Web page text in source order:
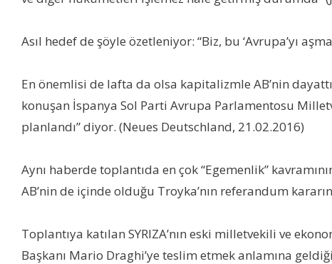
Asıl hedef de şöyle özetleniyor: “Biz, bu ‘Avrupa’yı
En önemlisi de lafta da olsa kapitalizmle AB’nin
konuşan İspanya Sol Parti Avrupa Parlamentosu
planlandı” diyor. (Neues Deutschland, 21.02.2016)
Aynı haberde toplantıda en çok “Egemenlik”
AB’nin de içinde olduğu Troyka’nın referandum
Toplantıya katılan SYRIZA’nın eski milletvekili ve
Başkanı Mario Draghi’ye teslim etmek anlamına